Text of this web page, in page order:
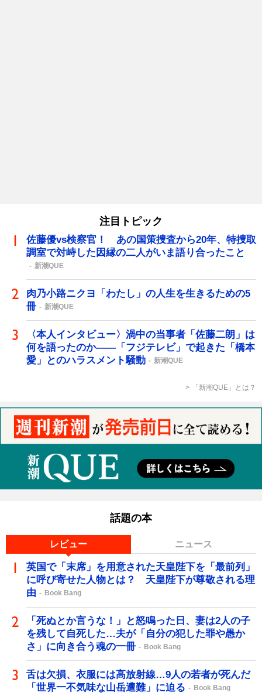
注目トピック
佐藤優vs検察官！ あの国策捜査から20年、特捜取
調室で対峙した因縁の二人がいま語り合ったこと
新潮QUE
肉乃小路ニクヨ「わたし」の人生を生きるための5
冊
新潮QUE
〈本人インタビュー〉渦中の当事者「佐藤二朗」は
何を語ったのか――「フジテレビ」で起きた「橋本
愛」とのハラスメント騒動
新潮QUE
「新潮QUE」とは？
話題の本
レビュー ニュース
英国で「末席」を用意された天皇陛下を「最前列」
に呼び寄せた人物とは？ 天皇陛下が尊敬される理
由
Book Bang
「死ぬとか言うな！」と怒鳴った日、妻は2人の子
を残して自死した…夫が「自分の犯した罪や愚か
さ」に向き合う魂の一冊
Book Bang
舌は欠損、衣服には高放射線…9人の若者が死んだ
「世界一不気味な山岳遭難」に迫る
Book Bang